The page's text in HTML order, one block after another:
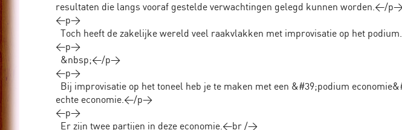
resultaten die langs vooraf gestelde verwachtingen gelegd kunnen worden.</
<p>
Toch heeft de zakelijke wereld veel raakvlakken met improvisatie op het
<p>
&nbsp;</p>
<p>
Bij improvisatie op het toneel heb je te maken met een &#39;podium
echte economie.</p>
<p>
Er zijn twee partijen in deze economie.<br />
Bedrijven